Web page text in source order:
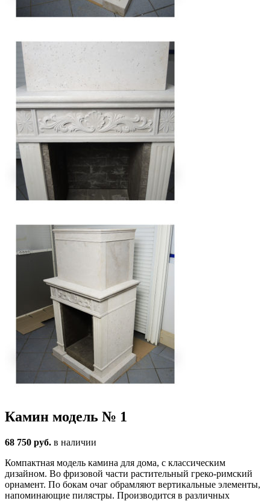
Камин модель № 1
68 750 руб. в наличии
Компактная модель камина для дома, с классическим
дизайном. Во фризовой части растительный греко-римский
орнамент. По бокам очаг обрамляют вертикальные элементы,
напоминающие пилястры. Производится в различных